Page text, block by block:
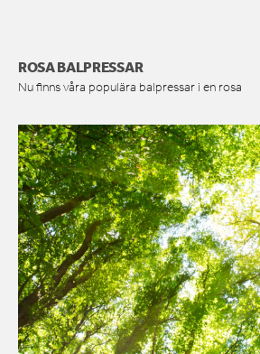
ROSA BALPRESSAR
Nu finns våra populära balpressar i en rosa